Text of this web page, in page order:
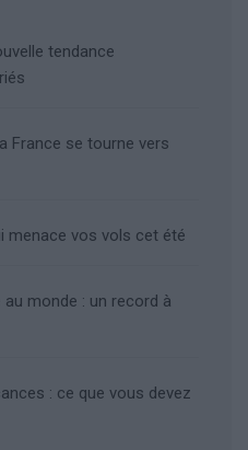
tendance
France se tourne vers
menace vos vols cet été
monde : un record à
: ce que vous devez